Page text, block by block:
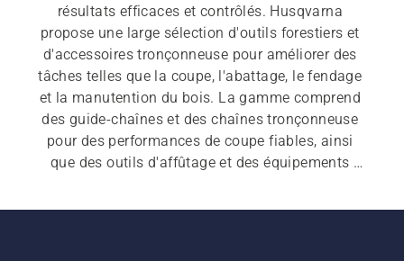
résultats efficaces et contrôlés. Husqvarna
propose une large sélection d'outils forestiers et
d'accessoires tronçonneuse pour améliorer des
tâches telles que la coupe, l'abattage, le fendage
et la manutention du bois. La gamme comprend
des guide-chaînes et des chaînes tronçonneuse
pour des performances de coupe fiables, ainsi
que des outils d'affûtage et des équipements
tronçonneuse chaîne. Vous trouverez également